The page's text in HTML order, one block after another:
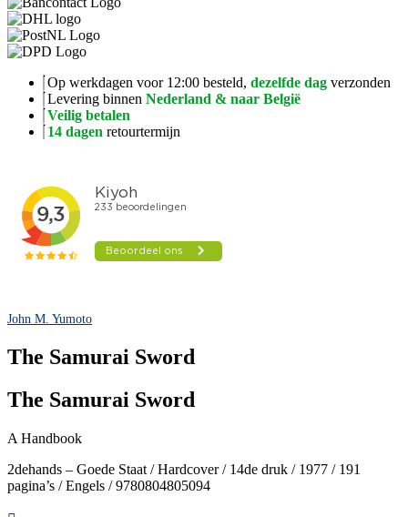
Op werkdagen voor 12:00 besteld, dezelfde dag verzonden
Levering binnen Nederland & naar België
Veilig betalen
14 dagen retourtermijn
John M. Yumoto
The Samurai Sword
The Samurai Sword
A Handbook
2dehands – Goede Staat / Hardcover / 14de druk / 1977 / 191
pagina’s / Engels / 9780804805094